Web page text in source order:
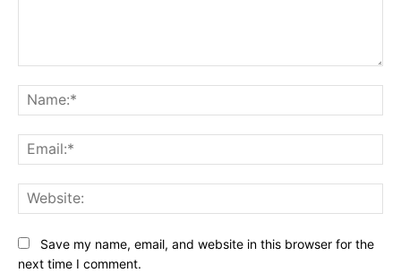
Save my name, email, and website in this browser for the
next time I comment.